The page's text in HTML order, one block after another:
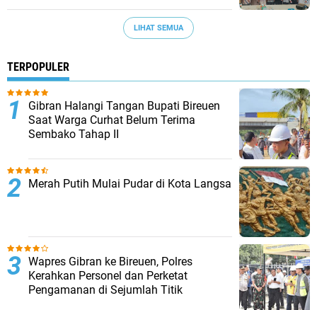
LIHAT SEMUA
TERPOPULER
Gibran Halangi Tangan Bupati Bireuen
Saat Warga Curhat Belum Terima
Sembako Tahap II
Merah Putih Mulai Pudar di Kota Langsa
Wapres Gibran ke Bireuen, Polres
Kerahkan Personel dan Perketat
Pengamanan di Sejumlah Titik